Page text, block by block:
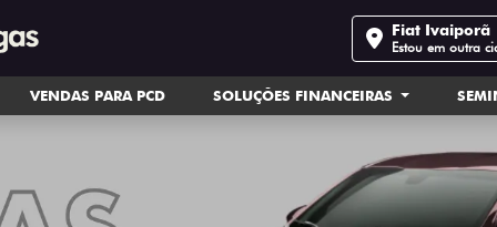
Fiat Ivaiporã
Estou em outra
VENDAS PARA PCD SOLUÇÕES FINANCEIRAS